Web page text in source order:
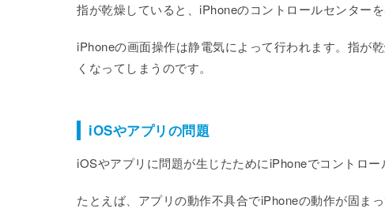
指が乾燥していると、iPhoneのコントロールセンターを
iPhoneの画面操作は静電気によって行われます。指が
くなってしまうのです。
iOSやアプリの問題
iOSやアプリに問題が生じたためにiPhoneでコントロー
たとえば、アプリの動作不具合でiPhoneの動作が固ま